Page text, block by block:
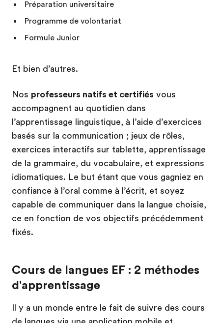
Préparation universitaire
Programme de volontariat
Formule Junior
Et bien d’autres.
Nos professeurs natifs et certifiés vous
accompagnent au quotidien dans
l’apprentissage linguistique, à l’aide d’exercices
basés sur la communication ; jeux de rôles,
exercices interactifs sur tablette, apprentissage
de la grammaire, du vocabulaire, et expressions
idiomatiques. Le but étant que vous gagniez en
confiance à l’oral comme à l’écrit, et soyez
capable de communiquer dans la langue choisie,
ce en fonction de vos objectifs précédemment
fixés.
Cours de langues EF : 2 méthodes
d'apprentissage
Il y a un monde entre le fait de suivre des cours